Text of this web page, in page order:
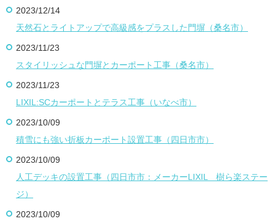
2023/12/14
天然石とライトアップで高級感をプラスした門塀（桑名市）
2023/11/23
スタイリッシュな門塀とカーポート工事（桑名市）
2023/11/23
LIXIL:SCカーポートとテラス工事（いなべ市）
2023/10/09
積雪にも強い折板カーポート設置工事（四日市市）
2023/10/09
人工デッキの設置工事（四日市市：メーカーLIXIL 樹ら楽ステー
ジ）
2023/10/09